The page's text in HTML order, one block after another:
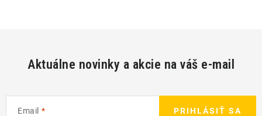
Aktuálne novinky a akcie na váš e-mail
Email PRIHLÁSIŤ SA